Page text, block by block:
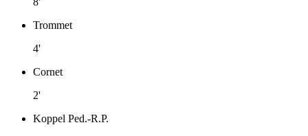
Trommet
4'
Cornet
2'
Koppel Ped.-R.P.